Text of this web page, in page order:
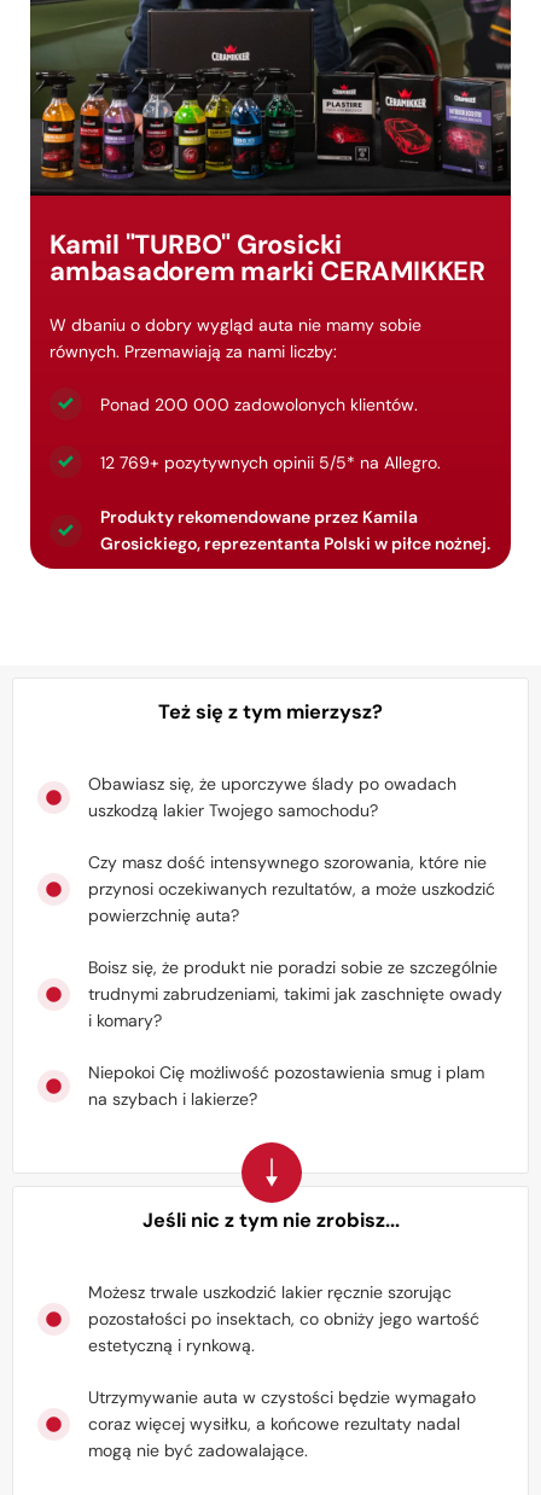
Kamil "TURBO" Grosicki
ambasadorem marki CERAMIKKER
W dbaniu o dobry wygląd auta nie mamy sobie
równych. Przemawiają za nami liczby:
Ponad 200 000 zadowolonych klientów.
12 769+ pozytywnych opinii 5/5* na Allegro.
Produkty rekomendowane przez Kamila
Grosickiego, reprezentanta Polski w piłce nożnej.
Też się z tym mierzysz?
Obawiasz się, że uporczywe ślady po owadach
uszkodzą lakier Twojego samochodu?
Czy masz dość intensywnego szorowania, które nie
przynosi oczekiwanych rezultatów, a może uszkodzić
powierzchnię auta?
Boisz się, że produkt nie poradzi sobie ze szczególnie
trudnymi zabrudzeniami, takimi jak zaschnięte owady
i komary?
Niepokoi Cię możliwość pozostawienia smug i plam
na szybach i lakierze?
Jeśli nic z tym nie zrobisz...
Możesz trwale uszkodzić lakier ręcznie szorując
pozostałości po insektach, co obniży jego wartość
estetyczną i rynkową.
Utrzymywanie auta w czystości będzie wymagało
coraz więcej wysiłku, a końcowe rezultaty nadal
mogą nie być zadowalające.